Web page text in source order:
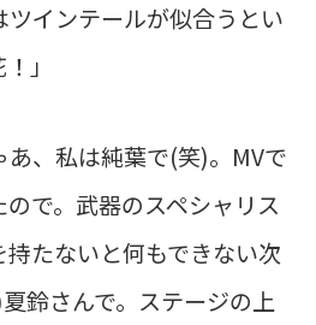
ツインテールが似合うとい
」
あ、私は純葉で(笑)。MVで
で。武器のスペシャリス
持たないと何もできない次
鈴さんで。ステージの上